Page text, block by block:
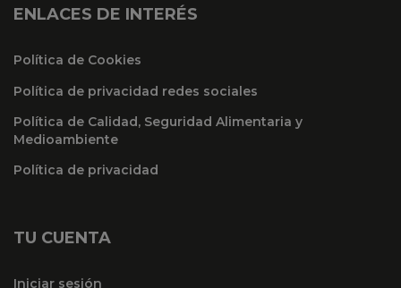
ENLACES DE INTERÉS
Política de Cookies
Política de privacidad redes sociales
Política de Calidad, Seguridad Alimentaria y
Medioambiente
Política de privacidad
TU CUENTA
Iniciar sesión